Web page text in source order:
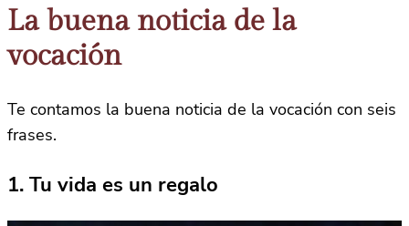
La buena noticia de la
vocación
Te contamos la buena noticia de la vocación con seis
frases.
1. Tu vida es un regalo